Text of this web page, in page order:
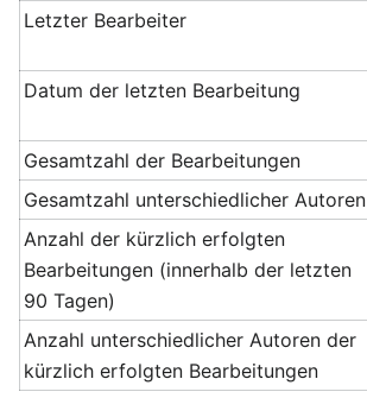
Letzter Bearbeiter
Datum der letzten Bearbeitung
Gesamtzahl der Bearbeitungen
Gesamtzahl unterschiedlicher Autoren
Anzahl der kürzlich erfolgten
Bearbeitungen (innerhalb der letzten
90 Tagen)
Anzahl unterschiedlicher Autoren der
kürzlich erfolgten Bearbeitungen